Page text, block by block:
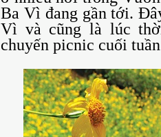
Ba Vì đang gần tới.
Vì và cũng là lúc
chuyến picnic cuối